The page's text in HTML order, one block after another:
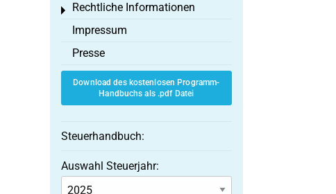
Rechtliche Informationen
Toggle menu
Impressum
Presse
Download des kostenlosen Programm-
Handbuchs als .pdf Datei
Steuerhandbuch:
Auswahl Steuerjahr: